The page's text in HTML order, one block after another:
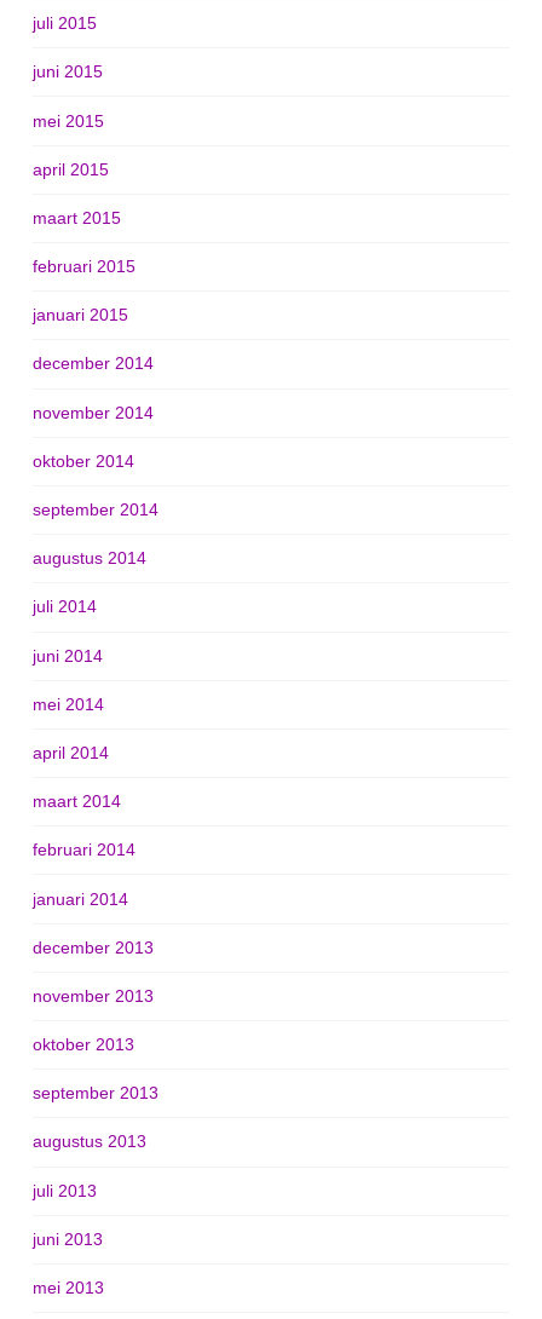
juli 2015
juni 2015
mei 2015
april 2015
maart 2015
februari 2015
januari 2015
december 2014
november 2014
oktober 2014
september 2014
augustus 2014
juli 2014
juni 2014
mei 2014
april 2014
maart 2014
februari 2014
januari 2014
december 2013
november 2013
oktober 2013
september 2013
augustus 2013
juli 2013
juni 2013
mei 2013